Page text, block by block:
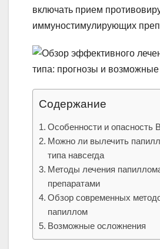
включать прием
иммуностимулирующих
Содержание
Особенности и опасность
Можно ли вылечить
типа навсегда
Методы лечения
препаратами
Обзор современных
папиллом
Возможные осложнения